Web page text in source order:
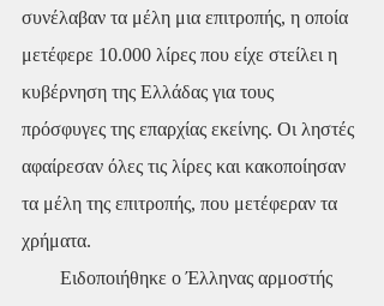
συνέλαβαν τα μέλη μια επιτροπής, η οποία
μετέφερε 10.000 λίρες που είχε στείλει η
κυβέρνηση της Ελλάδας για τους
πρόσφυγες της επαρχίας εκείνης. Οι ληστές
αφαίρεσαν όλες τις λίρες και κακοποίησαν
τα μέλη της επιτροπής, που μετέφεραν τα
χρήματα.